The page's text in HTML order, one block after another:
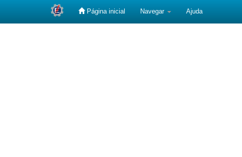
Página inicial Navegar Ajuda